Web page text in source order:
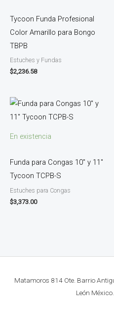
Tycoon Funda Profesional
Color Amarillo para Bongo
TBPB
Estuches y Fundas
$2,236.58
En existencia
Funda para Congas 10″ y 11″
Tycoon TCPB-S
Estuches para Congas
$3,373.00
Matamoros 814 Ote. Barrio
León